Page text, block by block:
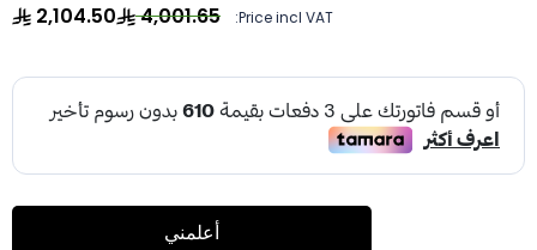
Price incl VAT:
4,001.65
2,104.50
أعلمني